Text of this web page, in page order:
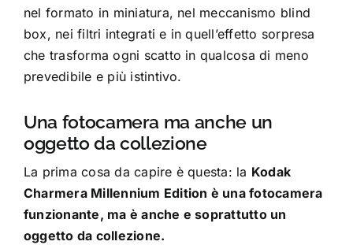
nel formato in miniatura, nel meccanismo blind
box, nei filtri integrati e in quell’effetto sorpresa
che trasforma ogni scatto in qualcosa di meno
prevedibile e più istintivo.
Una fotocamera ma anche un
oggetto da collezione
La prima cosa da capire è questa: la Kodak
Charmera Millennium Edition è una fotocamera
funzionante, ma è anche e soprattutto un
oggetto da collezione.